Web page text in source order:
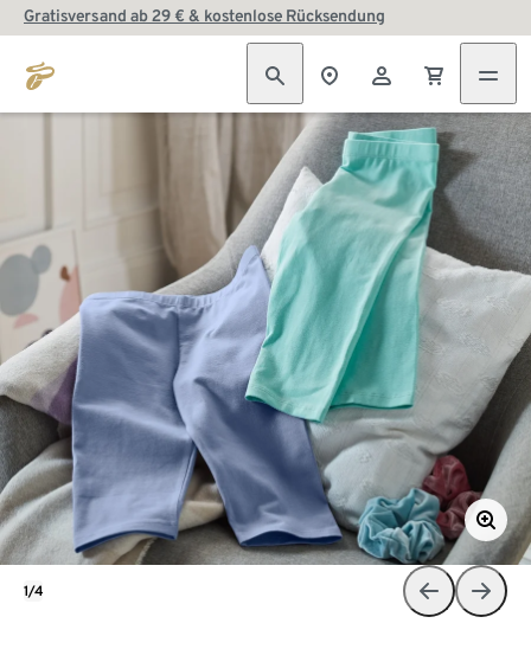
Gratisversand ab 29 € & kostenlose Rücksendung
1/4